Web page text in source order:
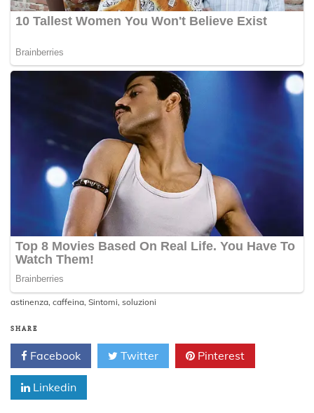
astinenza, caffeina, Sintomi, soluzioni
SHARE
Facebook Twitter Pinterest
Linkedin